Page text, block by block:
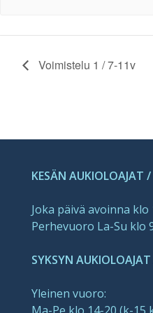
Voimistelu 1 / 7-11v
KESÄN AUKIOLOAJAT
Joka päivä avoinna klo
Perhevuoro La-Su klo
SYKSYN
Yleinen vuoro: